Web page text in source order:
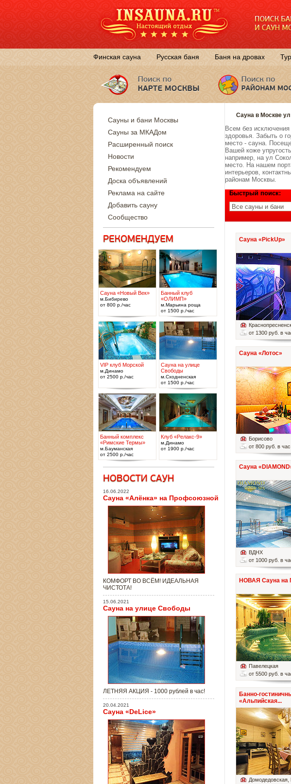
Финская сауна Русская баня Баня на дровах
Сауна в Москве
Всем без
здоровья. Забыть о
место - сауна.
Вашей коже
например, на ул
место. На нашем
интерьеров,
районам Москвы.
Быстрый поиск:
Сауна «PickUp»
от 1300 руб. в
Сауна «Лотос»
Борисово
от 800 руб. в час
Сауна
ВДНХ
от 1000 руб. в
НОВАЯ Сауна на
Павелецкая
от 5500 руб. в
Банно-
«Альпийская...
Домодедовская
Сауны и бани Москвы
Сауны за МКАДом
Расширенный поиск
Новости
Рекомендуем
Доска объявлений
Реклама на сайте
Добавить сауну
Сообщество
Сауна «Новый Век»
м.Бибирево
от 800 р./час
Банный клуб
«ОЛИМП»
м.Марьина роща
от 1500 р./час
VIP клуб Морской
м.Динамо
от 2500 р./час
Сауна на улице
Свободы
м.Сходненская
от 1500 р./час
Банный комплекс
«Римские Термы»
м.Бауманская
от 2500 р./час
Клуб «Релакс-9»
м.Динамо
от 1900 р./час
16.06.2022
Сауна «Алёнка» на Профсоюзной
КОМФОРТ ВО ВСЁМ! ИДЕАЛЬНАЯ
ЧИСТОТА!
15.06.2021
Сауна на улице Свободы
ЛЕТНЯЯ АКЦИЯ - 1000 рублей в час!
20.04.2021
Сауна «DeLice»